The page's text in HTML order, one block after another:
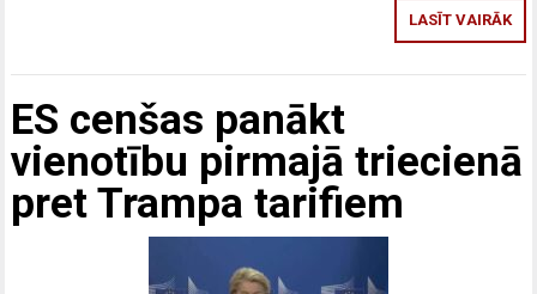
LASĪT VAIRĀK
ES cenšas panākt
vienotību pirmajā triecienā
pret Trampa tarifiem